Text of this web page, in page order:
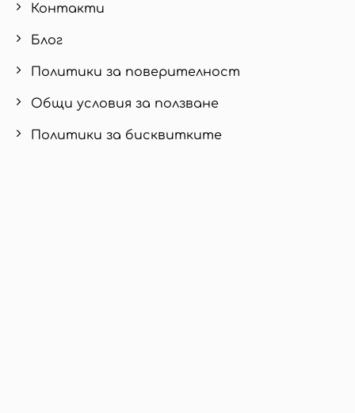
Контакти
Блог
Политики за поверителност
Общи условия за ползване
Политики за бисквитките